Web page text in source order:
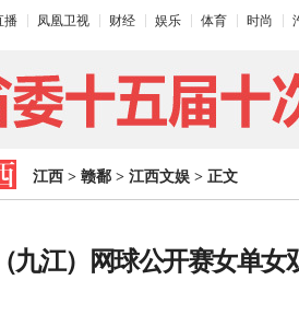
播 凤凰卫视 财经 娱乐 体育 时尚
江西 > 赣鄱 > 江西文娱 > 正文
九江）网球公开赛女单女